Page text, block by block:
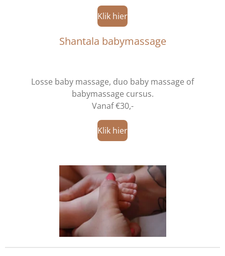
Klik hier
Shantala babymassage
Losse baby massage, duo baby massage of
babymassage cursus.
Vanaf €30,-
Klik hier